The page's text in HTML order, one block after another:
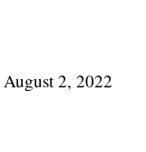
August 2, 2022